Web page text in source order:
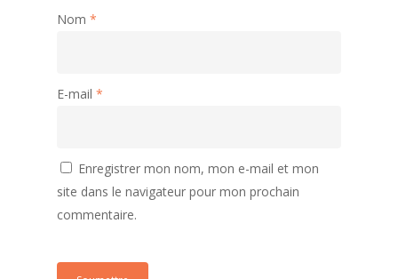
Nom *
E-mail *
Enregistrer mon nom, mon e-mail et mon
site dans le navigateur pour mon prochain
commentaire.